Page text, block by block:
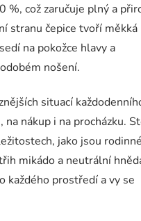
%, což zaručuje plný a
stranu čepice tvoří měkká
na pokožce hlavy a
nošení.
situací
nákup i na procházku.
jako jsou
mikádo a neutrální
každého prostředí a vy se